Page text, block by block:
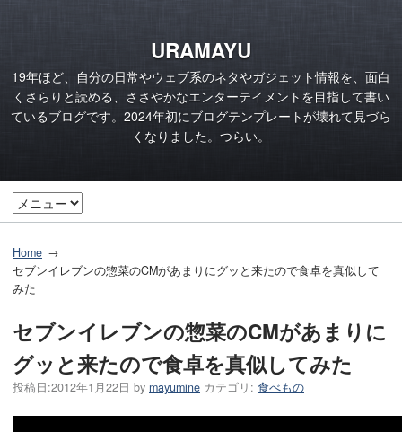
URAMAYU
19年ほど、自分の日常やウェブ系のネタやガジェット情報を、面白
くさらりと読める、ささやかなエンターテイメントを目指して書い
ているブログです。2024年初にブログテンプレートが壊れて見づら
くなりました。つらい。
Home
セブンイレブンの惣菜のCMがあまりにグッと来たので食卓を真似して
みた
セブンイレブンの惣菜のCMがあまりに
グッと来たので食卓を真似してみた
投稿日:2012年1月22日 by mayumine カテゴリ: 食べもの